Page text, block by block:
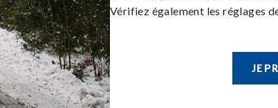
Vérifiez également les réglages
JE